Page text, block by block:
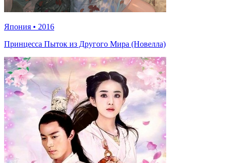
Япония • 2016
Принцесса Пыток из Другого Мира (Новелла)